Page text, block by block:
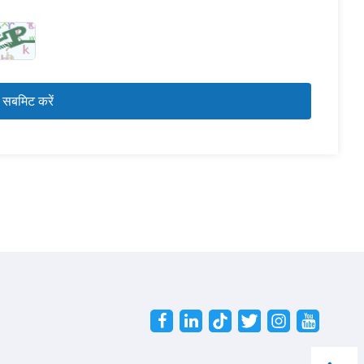
Twitter